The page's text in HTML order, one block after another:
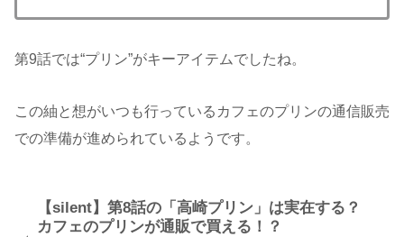
第9話では“プリン”がキーアイテムでしたね。
この紬と想がいつも行っているカフェのプリンの通信販売
での準備が進められているようです。
【silent】第8話の「高崎プリン」は実在する？
カフェのプリンが通販で買える！？